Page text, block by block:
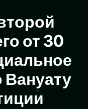
от 30
Вануату